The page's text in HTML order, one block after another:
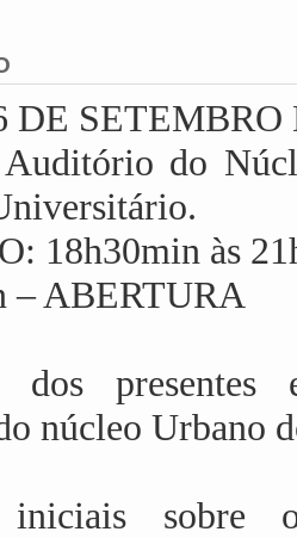
DE SETEMBRO
do
18h30min às
–ABERTURA
dos presentes
núcleo Urbano
iniciais sobre